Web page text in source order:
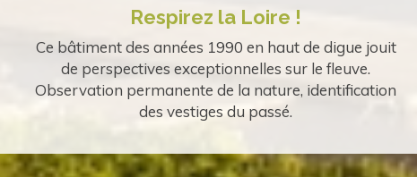
Respirez la Loire !
Ce bâtiment des années 1990 en haut de digue jouit
de perspectives exceptionnelles sur le fleuve.
Observation permanente de la nature, identification
des vestiges du passé.